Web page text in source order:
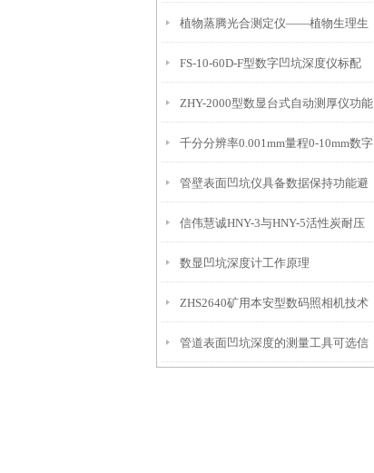
便携式检测工具
植物蒸腾光合测定仪——植物生理生
态的实时监测设备
FS-10-60D-F型数字凹坑深度仪标配
IP54级表头分辨率0.01mm量程
10mm！
ZHY-2000型数显台式自动测厚仪功能
特点
千分分辨率0.001mm量程0-10mm数字
埋头度仪技术参数！
管壁表面凹坑仪具备数据保持功能避
免测试过程中测针移动导致数据变动
信伟慧诚HNY-3与HNY-5活性炭耐压
强度测定仪技术参数！
数显凹坑深度计工作原理
ZHS2640矿用本安型数码照相机技术
参数！
管道表面凹坑深度的测量工具可选信